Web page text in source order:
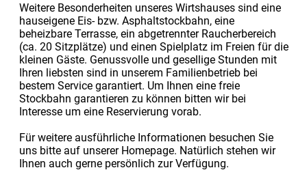
Weitere Besonderheiten unseres Wirtshauses sind eine
hauseigene Eis- bzw. Asphaltstockbahn, eine
beheizbare Terrasse, ein abgetrennter Raucherbereich
(ca. 20 Sitzplätze) und einen Spielplatz im Freien für die
kleinen Gäste. Genussvolle und gesellige Stunden mit
Ihren liebsten sind in unserem Familienbetrieb bei
bestem Service garantiert. Um Ihnen eine freie
Stockbahn garantieren zu können bitten wir bei
Interesse um eine Reservierung vorab.
Für weitere ausführliche Informationen besuchen Sie
uns bitte auf unserer Homepage. Natürlich stehen wir
Ihnen auch gerne persönlich zur Verfügung.